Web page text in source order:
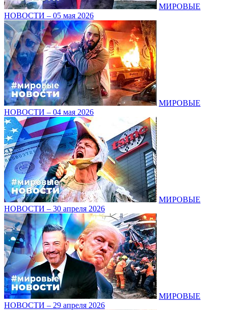
МИРОВЫЕ
НОВОСТИ – 05 мая 2026
МИРОВЫЕ
НОВОСТИ – 04 мая 2026
МИРОВЫЕ
НОВОСТИ – 30 апреля 2026
МИРОВЫЕ
НОВОСТИ – 29 апреля 2026